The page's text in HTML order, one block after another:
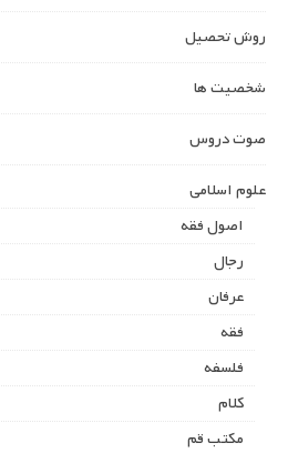
روش تحصیل
شخصیت ها
صوت دروس
علوم اسلامی
اصول فقه
رجال
عرفان
فقه
فلسفه
کلام
مکتب قم